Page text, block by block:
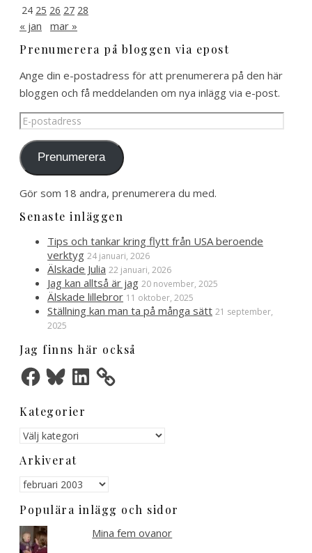
24 25 26 27 28
« jan mar »
Prenumerera på bloggen via epost
Ange din e-postadress för att prenumerera på den här
bloggen och få meddelanden om nya inlägg via e-post.
E-
postadress
Prenumerera
Gör som 18 andra, prenumerera du med.
Senaste inläggen
Tips och tankar kring flytt från USA beroende
verktyg 24 januari, 2026
Älskade Julia 22 januari, 2026
Jag kan alltså är jag 20 november, 2025
Älskade lillebror 11 oktober, 2025
Ställning kan man ta på många sätt 21 september,
2025
Jag finns här också
FacebookBlueskyLinkedIn
Kategorier
Kategorier
Arkiverat
Arkiverat
Populära inlägg och sidor
Mina fem ovanor